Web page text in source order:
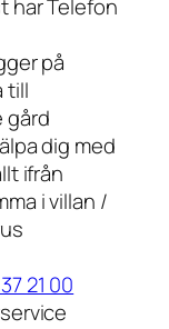
har Telefon
på
till
gård
dig med
ifrån
i villan /
21 00